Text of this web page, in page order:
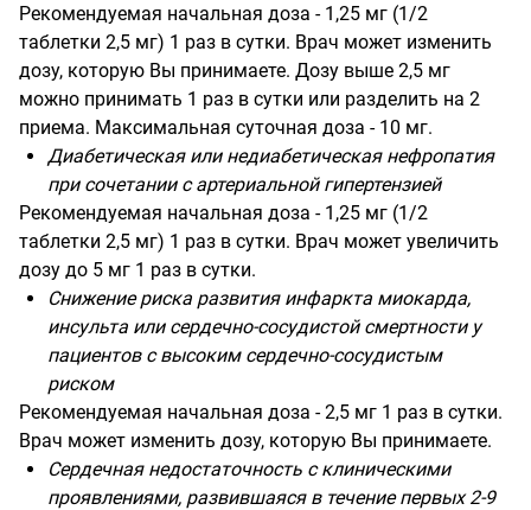
Рекомендуемая начальная доза - 1,25 мг (1/2
таблетки 2,5 мг) 1 раз в сутки. Врач может изменить
дозу, которую Вы принимаете. Дозу выше 2,5 мг
можно принимать 1 раз в сутки или разделить на 2
приема. Максимальная суточная доза - 10 мг.
Диабетическая или недиабетическая нефропатия
при сочетании с артериальной гипертензией
Рекомендуемая начальная доза - 1,25 мг (1/2
таблетки 2,5 мг) 1 раз в сутки. Врач может увеличить
дозу до 5 мг 1 раз в сутки.
Снижение риска развития инфаркта миокарда,
инсульта или сердечно-сосудистой смертности у
пациентов с высоким сердечно-сосудистым
риском
Рекомендуемая начальная доза - 2,5 мг 1 раз в сутки.
Врач может изменить дозу, которую Вы принимаете.
Сердечная недостаточность с клиническими
проявлениями, развившаяся в течение первых 2-9